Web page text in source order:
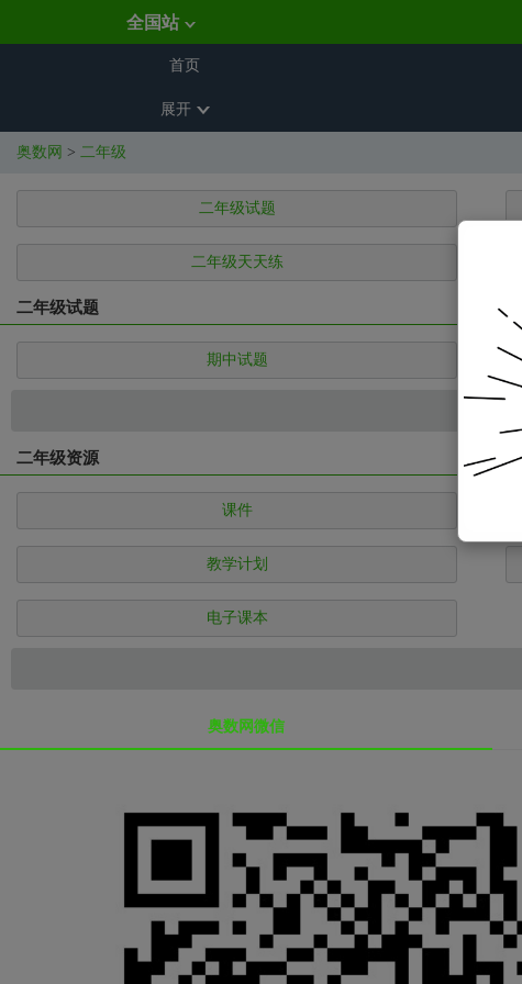
全国站
首页
展开
奥数网 > 二年级
二年级试题
二年级天天练
二年级试题
期中试题
二年级资源
课件
教学计划
电子课本
奥数网微信